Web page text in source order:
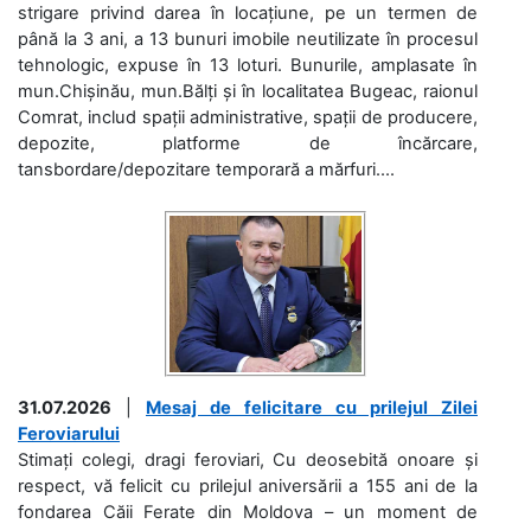
strigare privind darea în locațiune, pe un termen de
până la 3 ani, a 13 bunuri imobile neutilizate în procesul
tehnologic, expuse în 13 loturi. Bunurile, amplasate în
mun.Chișinău, mun.Bălți și în localitatea Bugeac, raionul
Comrat, includ spații administrative, spații de producere,
depozite, platforme de încărcare,
tansbordare/depozitare temporară a mărfuri....
31.07.2026
Mesaj de felicitare cu prilejul Zilei
Feroviarului
Stimați colegi, dragi feroviari, Cu deosebită onoare și
respect, vă felicit cu prilejul aniversării a 155 ani de la
fondarea Căii Ferate din Moldova – un moment de